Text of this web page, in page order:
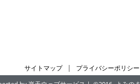
サイトマップ | プライバシーポリシー